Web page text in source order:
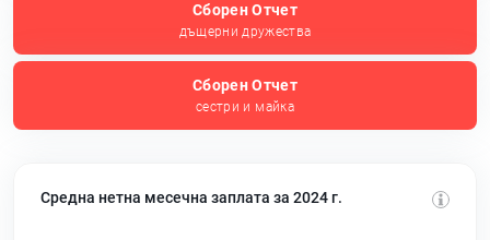
Сборен Отчет
дъщерни дружества
Сборен Отчет
сестри и майка
Средна нетна месечна заплата за 2024 г.